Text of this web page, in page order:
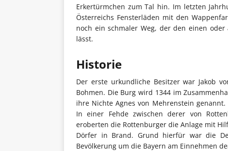
Erkertürmchen zum Tal hin. Im letzten
Österreichs Fensterläden mit den
noch ein schmaler Weg, der den einen
lässt.
Historie
Der erste urkundliche Besitzer war Jakob
Bohmen. Die Burg wird 1344 im
ihre Nichte Agnes von Mehrenstein
In einer Fehde zwischen derer von
eroberten die Rottenburger die Anlage mit
Dörfer in Brand. Grund hierfür war die
Bevölkerung um die Bayern am Einnehmen